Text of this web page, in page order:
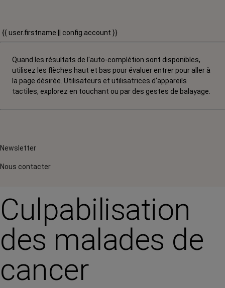
{{ user.firstname || config.account }}
Quand les résultats de l'auto-complétion sont disponibles,
utilisez les flèches haut et bas pour évaluer entrer pour aller à
la page désirée. Utilisateurs et utilisatrices d‘appareils
tactiles, explorez en touchant ou par des gestes de balayage.
Newsletter
Nous contacter
Culpabilisation
des malades de
cancer